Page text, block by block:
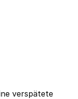
verspätete